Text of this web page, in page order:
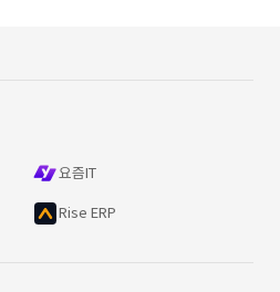
요즘IT
Rise ERP